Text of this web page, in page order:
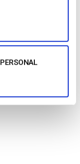
e
di OBS facendo
in basso a destra.